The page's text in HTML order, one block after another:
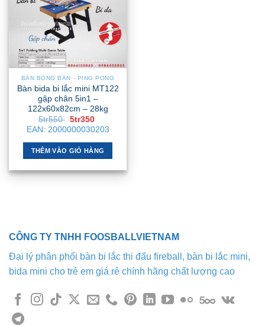
BÀN BÓNG BÀN - PING PONG
Bàn bida bi lắc mini MT122
gập chân 5in1 –
122x60x82cm – 28kg
5tr550 Giá
gốc
là:
5tr550 .
5tr350
hiện
tại
là:
5tr350 .
EAN: 2000000030203
THÊM VÀO GIỎ HÀNG
CÔNG TY TNHH FOOSBALLVIETNAM
Đại lý phân phối bàn bi lắc thi đấu fireball, bàn bi lắc mini,
bida mini cho trẻ em giá rẻ chính hãng chất lượng cao